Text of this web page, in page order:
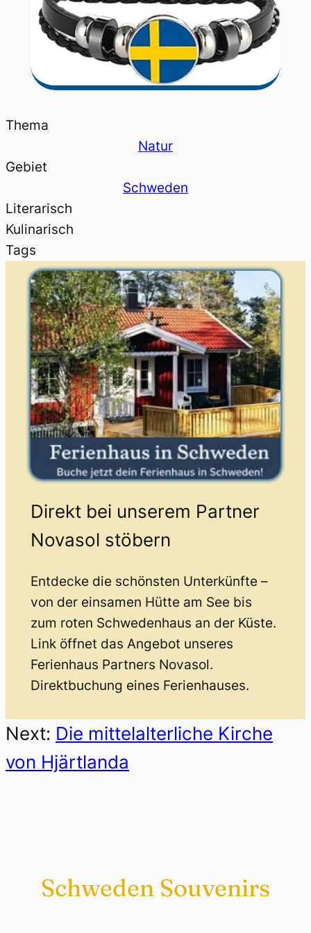
Thema
Natur
Gebiet
Schweden
Literarisch
Kulinarisch
Tags
Direkt bei unserem Partner
Novasol stöbern
Entdecke die schönsten Unterkünfte –
von der einsamen Hütte am See bis
zum roten Schwedenhaus an der Küste.
Link öffnet das Angebot unseres
Ferienhaus Partners Novasol.
Direktbuchung eines Ferienhauses.
Next: Die mittelalterliche Kirche
von Hjärtlanda
Schweden Souvenirs